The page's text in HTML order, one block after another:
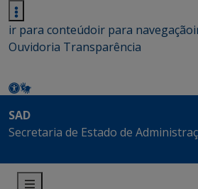
ir para conteúdoir para navegação
Ouvidoria Transparência
SAD
Secretaria de Estado de